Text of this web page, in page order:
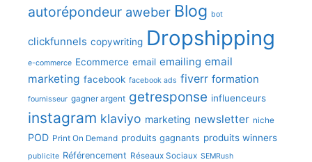
autorépondeur aweber Blog bot
clickfunnels copywriting Dropshipping
e-commerce Ecommerce email emailing email
marketing facebook facebook ads fiverr formation
fournisseur gagner argent getresponse influenceurs
instagram klaviyo marketing newsletter niche
POD Print On Demand produits gagnants produits winners
publicite Référencement Réseaux Sociaux SEMRush